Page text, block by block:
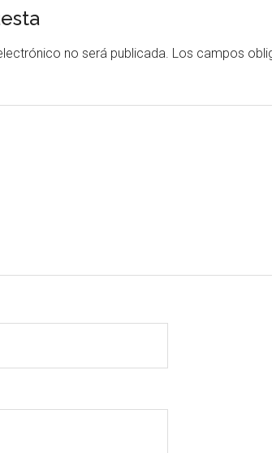
no será publicada. Los campos